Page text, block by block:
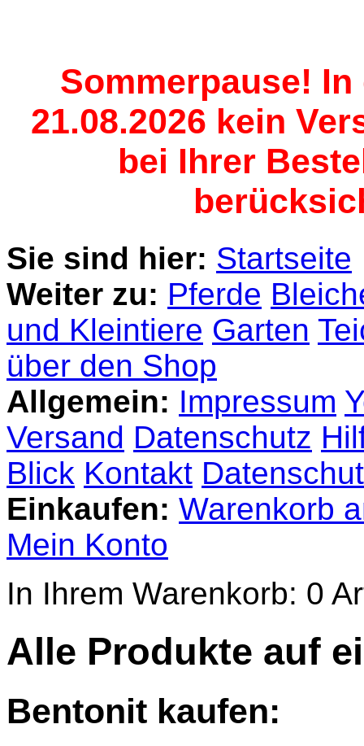
Sommerpause!
21.08.2026 kein
bei Ihrer
Sie sind hier: Startseite
Weiter zu: Pferde
und Kleintiere Garten
über den Shop
Allgemein: Impressum
Versand Datenschutz
Blick Kontakt
Einkaufen: Warenkorb
Mein Konto
In Ihrem Warenkorb: 0
Alle Produkte auf
Bentonit kaufen: